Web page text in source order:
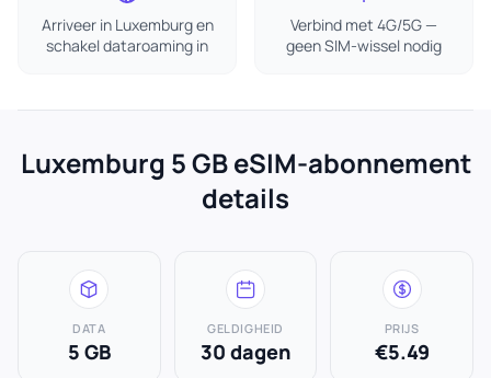
Arriveer in Luxemburg en
schakel dataroaming in
Verbind met 4G/5G —
geen SIM-wissel nodig
Luxemburg 5 GB eSIM-abonnement
details
DATA
5 GB
GELDIGHEID
30 dagen
PRIJS
€5.49